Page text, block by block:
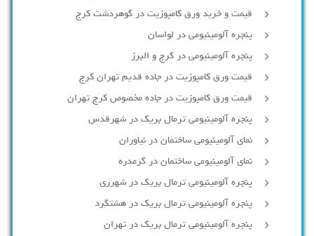
قیمت و خرید ورق کامپوزیت در گوهردشت کرج
پنجره آلومینیومی در لواسان
پنجره آلومینیومی در کرج و البرز
قیمت ورق کامپوزیت در جاده قدیم تهران کرج
قیمت ورق کامپوزیت در جاده مخصوص کرج تهران
پنجره آلومینیومی ترمال بریک در شهرقدس
نمای آلومینیومی ساختمان در نیاوران
نمای آلومینیومی ساختمان در گرمدره
پنجره آلومینیومی ترمال بریک در شهرری
پنجره آلومینیومی ترمال بریک در هشتگرد
پنجره آلومینیومی ترمال بریک در تهران